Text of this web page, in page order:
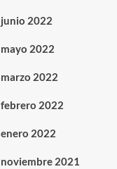
junio 2022
mayo 2022
marzo 2022
febrero 2022
enero 2022
noviembre 2021